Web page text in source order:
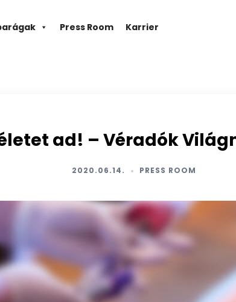
Press Room Karrier
ad! – Véradók
2020.06.14. PRESS ROOM